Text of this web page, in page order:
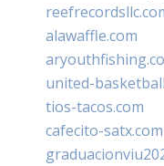
alawaffle.com
united-
tios-tacos.com
cafecito-satx.com